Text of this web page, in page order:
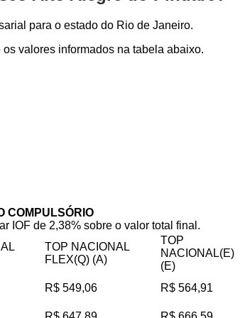
para o estado do Rio de Janeiro.
valores informados na tabela abaixo.
COMPULSÓRIO
IOF de 2,38% sobre o valor total final.
TOP NACIONAL
FLEX(Q) (A)
TOP
NACIONAL(E)
(E)
R$ 549,06 R$ 564,91